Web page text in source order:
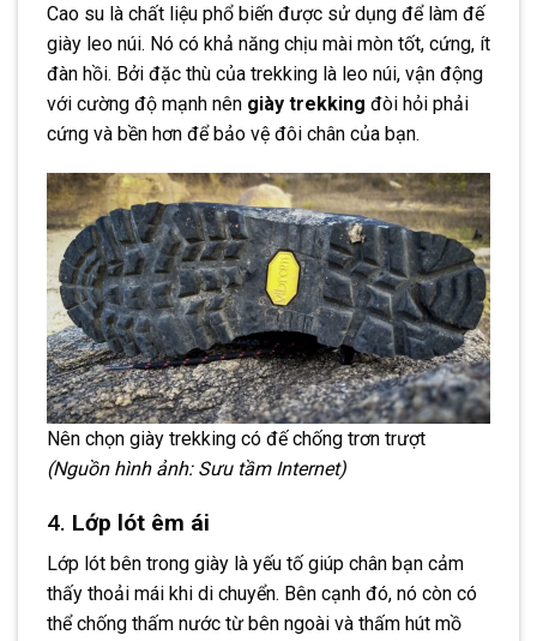
Cao su là chất liệu phổ biến được sử dụng để làm đế
giày leo núi. Nó có khả năng chịu mài mòn tốt, cứng, ít
đàn hồi. Bởi đặc thù của trekking là leo núi, vận động
với cường độ mạnh nên giày trekking đòi hỏi phải
cứng và bền hơn để bảo vệ đôi chân của bạn.
Nên chọn giày trekking có đế chống trơn trượt
(Nguồn hình ảnh: Sưu tầm Internet)
4. Lớp lót êm ái
Lớp lót bên trong giày là yếu tố giúp chân bạn cảm
thấy thoải mái khi di chuyển. Bên cạnh đó, nó còn có
thể chống thấm nước từ bên ngoài và thấm hút mồ